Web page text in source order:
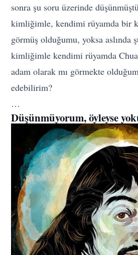
sonra şu soru üzerinde
kimliğimle, kendimi rüyamda bir
görmüş olduğumu, yoksa aslında
kimliğimle kendimi rüyamda
adam olarak mı görmekte
edebilirim?
…
Düşünmüyorum, öyleyse